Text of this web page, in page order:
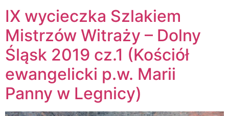
IX wycieczka Szlakiem
Mistrzów Witraży – Dolny
Śląsk 2019 cz.1 (Kościół
ewangelicki p.w. Marii
Panny w Legnicy)